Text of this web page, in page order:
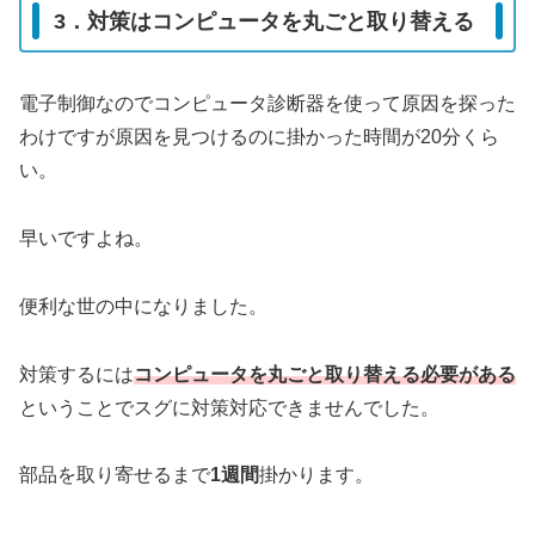
3．対策はコンピュータを丸ごと取り替える
電子制御なのでコンピュータ診断器を使って原因を探った
わけですが原因を見つけるのに掛かった時間が20分くら
い。
早いですよね。
便利な世の中になりました。
対策するにはコンピュータを丸ごと取り替える必要がある
ということでスグに対策対応できませんでした。
部品を取り寄せるまで1週間掛かります。